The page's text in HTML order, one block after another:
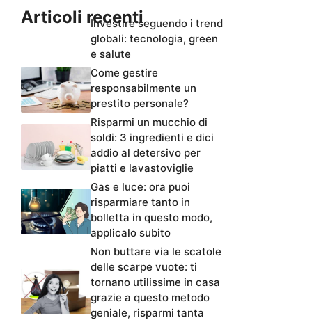
Articoli recentiInvestire seguendo i trend
globali: tecnologia, green
e salute
Come gestire
responsabilmente un
prestito personale?
Risparmi un mucchio di
soldi: 3 ingredienti e dici
addio al detersivo per
piatti e lavastoviglie
Gas e luce: ora puoi
risparmiare tanto in
bolletta in questo modo,
applicalo subito
Non buttare via le scatole
delle scarpe vuote: ti
tornano utilissime in casa
grazie a questo metodo
geniale, risparmi tanta